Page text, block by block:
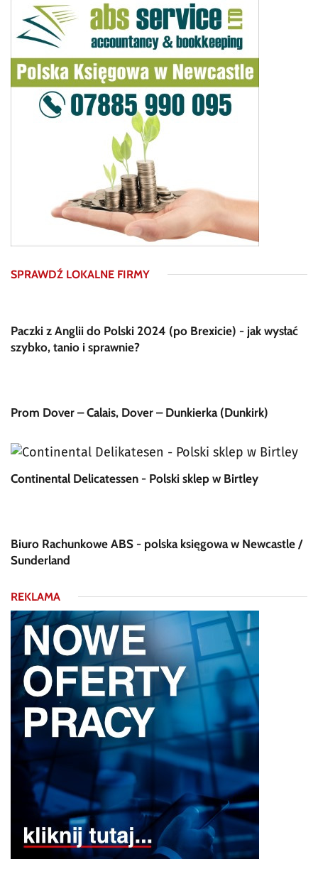
SPRAWDŹ LOKALNE FIRMY
Paczki z Anglii do Polski 2024 (po Brexicie) - jak wysłać
szybko, tanio i sprawnie?
Prom Dover – Calais, Dover – Dunkierka (Dunkirk)
Continental Delicatessen - Polski sklep w Birtley
Biuro Rachunkowe ABS - polska księgowa w Newcastle /
Sunderland
REKLAMA